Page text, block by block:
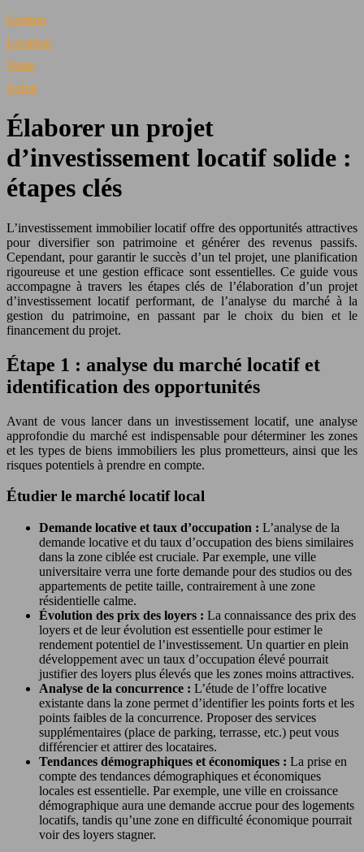
Gestion
Location
Vente
Achat
Élaborer un projet
d’investissement locatif solide :
étapes clés
L’investissement immobilier locatif offre des opportunités attractives
pour diversifier son patrimoine et générer des revenus passifs.
Cependant, pour garantir le succès d’un tel projet, une planification
rigoureuse et une gestion efficace sont essentielles. Ce guide vous
accompagne à travers les étapes clés de l’élaboration d’un projet
d’investissement locatif performant, de l’analyse du marché à la
gestion du patrimoine, en passant par le choix du bien et le
financement du projet.
Étape 1 : analyse du marché locatif et
identification des opportunités
Avant de vous lancer dans un investissement locatif, une analyse
approfondie du marché est indispensable pour déterminer les zones
et les types de biens immobiliers les plus prometteurs, ainsi que les
risques potentiels à prendre en compte.
Étudier le marché locatif local
Demande locative et taux d’occupation : L’analyse de la
demande locative et du taux d’occupation des biens similaires
dans la zone ciblée est cruciale. Par exemple, une ville
universitaire verra une forte demande pour des studios ou des
appartements de petite taille, contrairement à une zone
résidentielle calme.
Évolution des prix des loyers : La connaissance des prix des
loyers et de leur évolution est essentielle pour estimer le
rendement potentiel de l’investissement. Un quartier en plein
développement avec un taux d’occupation élevé pourrait
justifier des loyers plus élevés que les zones moins attractives.
Analyse de la concurrence : L’étude de l’offre locative
existante dans la zone permet d’identifier les points forts et les
points faibles de la concurrence. Proposer des services
supplémentaires (place de parking, terrasse, etc.) peut vous
différencier et attirer des locataires.
Tendances démographiques et économiques : La prise en
compte des tendances démographiques et économiques
locales est essentielle. Par exemple, une ville en croissance
démographique aura une demande accrue pour des logements
locatifs, tandis qu’une zone en difficulté économique pourrait
voir des loyers stagner.